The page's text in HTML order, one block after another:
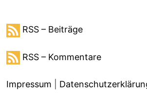
RSS – Beiträge
RSS – Kommentare
Impressum